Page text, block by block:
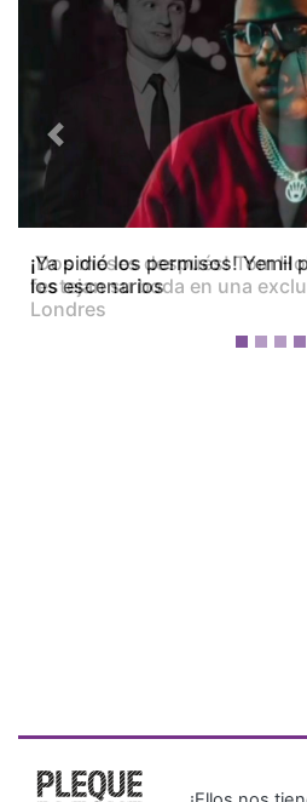
¡Dos meses después! Tom
festejan su boda en una
Londres
Previous